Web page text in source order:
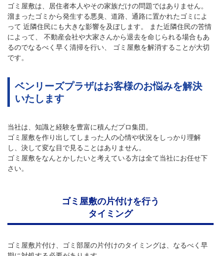
ゴミ屋敷は、居住者本人やその家族だけの問題ではありません。
溜まったゴミから発生する悪臭、道路、通路に置かれたゴミによ
って 近隣住民にも大きな影響を及ぼします。 また近隣住民の苦情
によって、 不動産会社や大家さんから退去を命じられる場合もあ
るのでなるべく早く清掃を行い、 ゴミ屋敷を解消することが大切
です。
ベンリーズプラザはお客様のお悩みを解決
いたします
当社は、知識と経験を豊富に積んだプロ集団。
ゴミ屋敷を作り出してしまった人の心情や状況をしっかり理解
し、決して変な目で見ることはありません。
ゴミ屋敷をなんとかしたいと考えている方は全て当社にお任せ下
さい。
ゴミ屋敷の片付けを行う
タイミング
ゴミ屋敷片付け、ゴミ部屋の片付けのタイミングは、なるべく早